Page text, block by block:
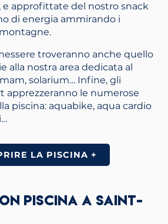
e approfittate del nostro snack
di energia ammirando i
troveranno anche quello
alla nostra area dedicata al
solarium… Infine, gli
apprezzeranno le numerose
piscina: aquabike, aqua cardio
LA PISCINA +
PISCINA A SAINT-